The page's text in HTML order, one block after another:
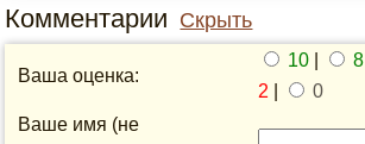
Комментарии Скрыть
Ваша оценка:
10 8
2
0
Ваше имя (не